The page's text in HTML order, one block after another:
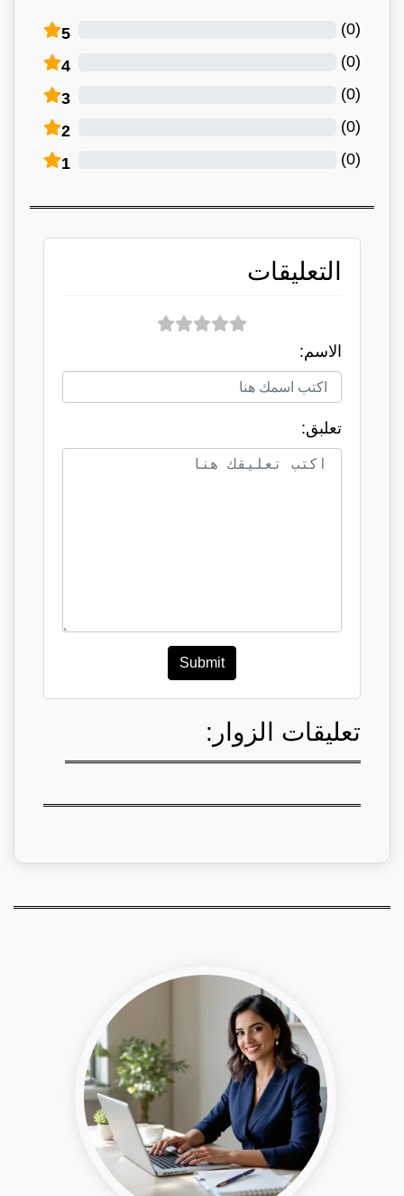
5 (
0
)
4 (
0
)
3 (
0
)
2 (
0
)
1 (
0
)
التعليقات
الاسم:
تعلبق:
Submit
تعليقات الزوار: